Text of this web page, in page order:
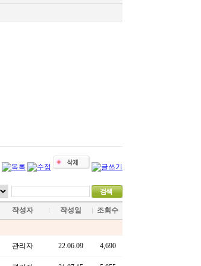
작성자 작성일
조회수
관리자 22.06.09 4,690